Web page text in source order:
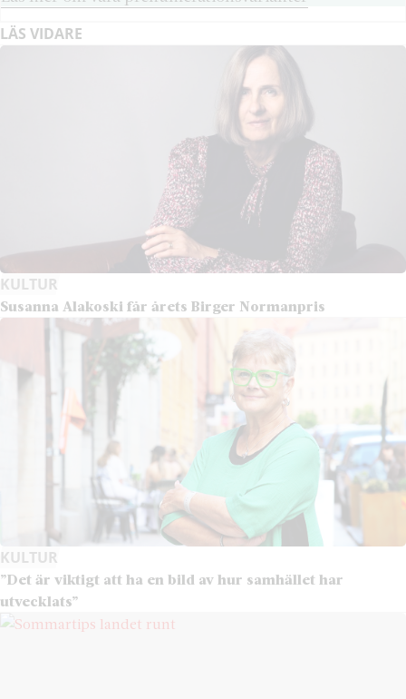
LÄS VIDARE
KULTUR
Susanna Alakoski får årets Birger Normanpris
KULTUR
”Det är viktigt att ha en bild av hur samhället har
utvecklats”